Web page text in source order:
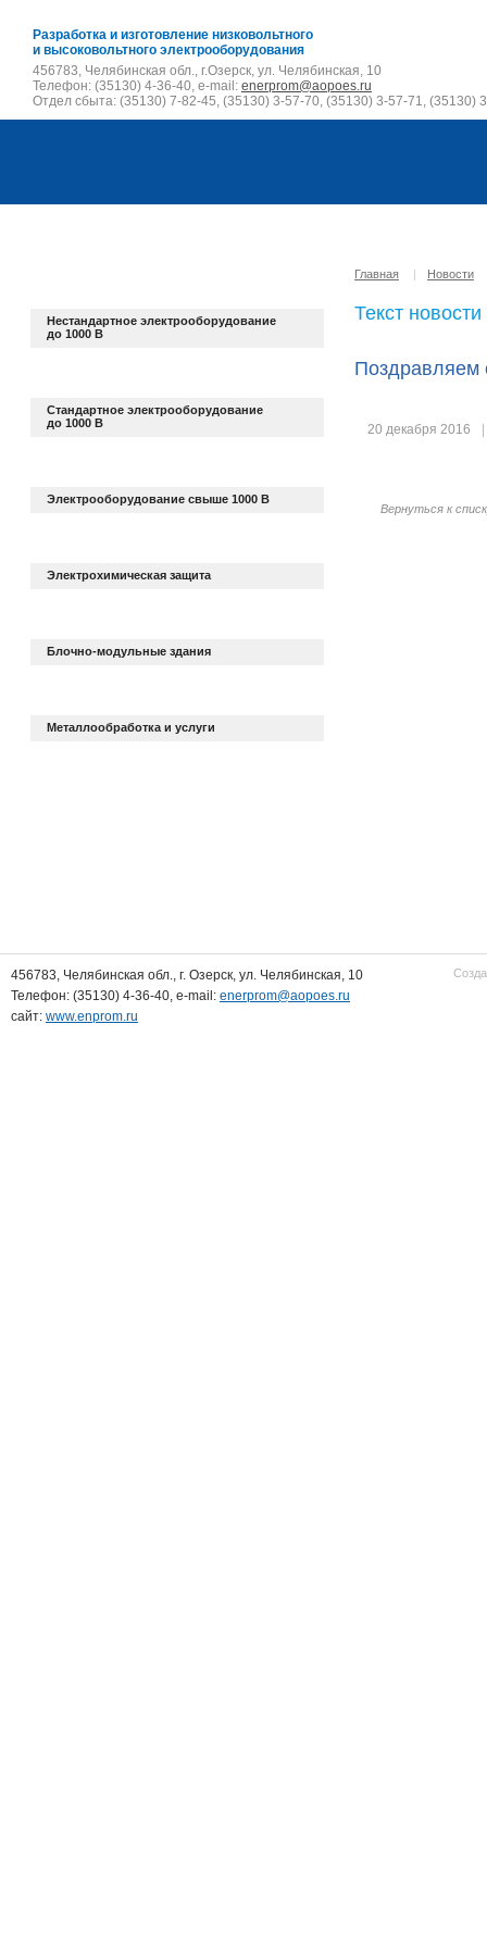
Разработка и изготовление низковольтного
и высоковольтного электрооборудования
456783, Челябинская обл., г.Озерск, ул. Челябинская, 10
Телефон: (35130) 4-36-40, e-mail: enerprom@aopoes.ru
Отдел сбыта: (35130) 7-82-45, (35130) 3-57-70, (35130) 3-57-71, (35130)
Нестандартное электрооборудование
до 1000 В
Стандартное электрооборудование
до 1000 В
Электрооборудование свыше 1000 В
Электрохимическая защита
Блочно-модульные здания
Металлообработка и услуги
Главная | Новости
Текст новости
Поздравляем
20 декабря 2016
Вернуться к
456783, Челябинская обл., г. Озерск, ул. Челябинская, 10
Телефон: (35130) 4-36-40, e-mail: enerprom@aopoes.ru
сайт: www.enprom.ru